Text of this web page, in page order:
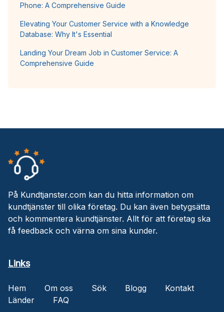
Phone: A Comprehensive Guide
Elevating Your Customer Service with a Knowledge
Database: Why It's Essential
Landing Your Dream Job in Customer Service: A
Comprehensive Guide
På Kundtjanster.com kan du hitta information om
kundtjänster till olika företag. Du kan även betygsätta
och kommentera kundtjänster. Allt för att företag ska
få feedback och värna om sina kunder.
Links
Hem Om oss Sök Blogg
Kontakt
Länder
FAQ